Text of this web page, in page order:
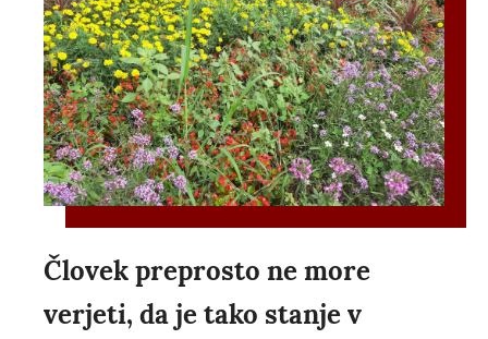
Človek preprosto ne more
verjeti, da je tako stanje v